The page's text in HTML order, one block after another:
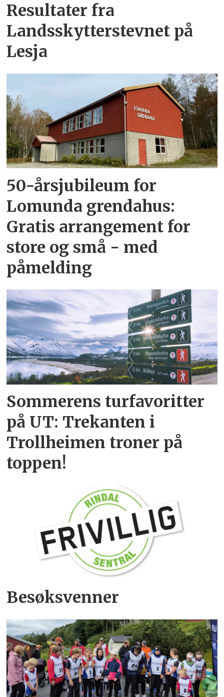
Resultater fra
Landsskytterstevnet på
Lesja
50-årsjubileum for
Lomunda grendahus:
Gratis arrangement for
store og små - med
påmelding
Sommerens turfavoritter
på UT: Trekanten i
Trollheimen troner på
toppen!
Besøksvenner